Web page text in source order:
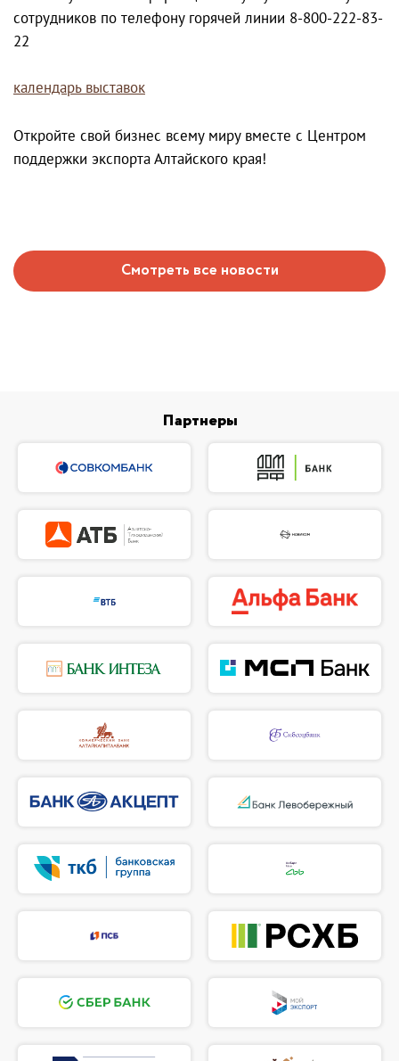
сотрудников по телефону горячей линии 8-800-222-83-
22
календарь выставок
Откройте свой бизнес всему миру вместе с Центром
поддержки экспорта Алтайского края!
Смотреть все новости
Партнеры